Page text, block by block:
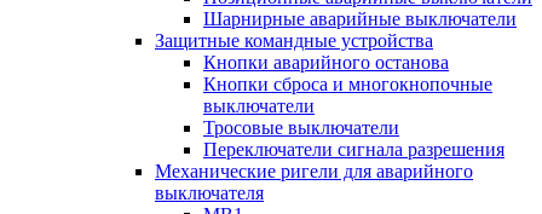
Шарнирные аварийные выключатели
Защитные командные устройства
Кнопки аварийного останова
Кнопки сброса и многокнопочные
выключатели
Тросовые выключатели
Переключатели сигнала разрешения
Механические ригели для аварийного
выключателя